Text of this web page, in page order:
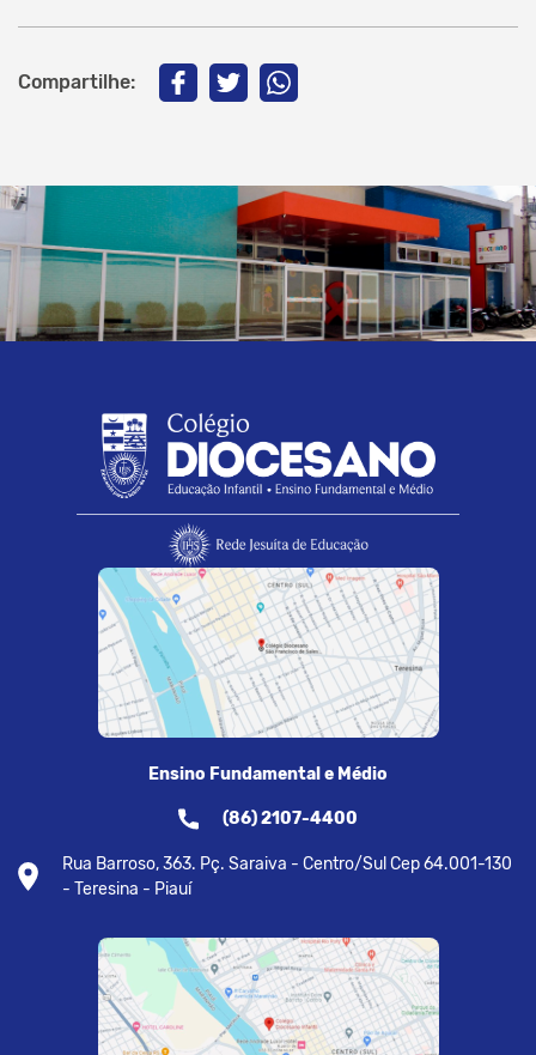
Compartilhe:
Ensino Fundamental e Médio
(86) 2107-4400
Rua Barroso, 363. Pç. Saraiva - Centro/Sul Cep 64.001-130
- Teresina - Piauí